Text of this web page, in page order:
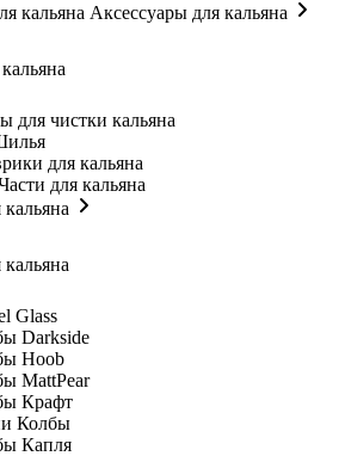
Аксессуары для кальяна
для чистки кальяна
для кальяна
для кальяна
Glass
Darkside
Hoob
MattPear
Крафт
Колбы
Капля